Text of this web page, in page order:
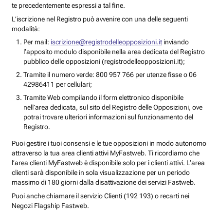
te precedentemente espressi a tal fine.
L’iscrizione nel Registro può avvenire con una delle seguenti
modalità:
Per mail: iscrizione@registrodelleopposizioni.it inviando
l’apposito modulo disponibile nella area dedicata del Registro
pubblico delle opposizioni (registrodelleopposizioni.it);
Tramite il numero verde: 800 957 766 per utenze fisse o 06
42986411 per cellulari;
Tramite Web compilando il form elettronico disponibile
nell’area dedicata, sul sito del Registro delle Opposizioni, ove
potrai trovare ulteriori informazioni sul funzionamento del
Registro.
Puoi gestire i tuoi consensi e le tue opposizioni in modo autonomo
attraverso la tua area clienti attivi MyFastweb. Ti ricordiamo che
l’area clienti MyFastweb è disponibile solo per i clienti attivi. L’area
clienti sarà disponibile in sola visualizzazione per un periodo
massimo di 180 giorni dalla disattivazione dei servizi Fastweb.
Puoi anche chiamare il servizio Clienti (192 193) o recarti nei
Negozi Flagship Fastweb.